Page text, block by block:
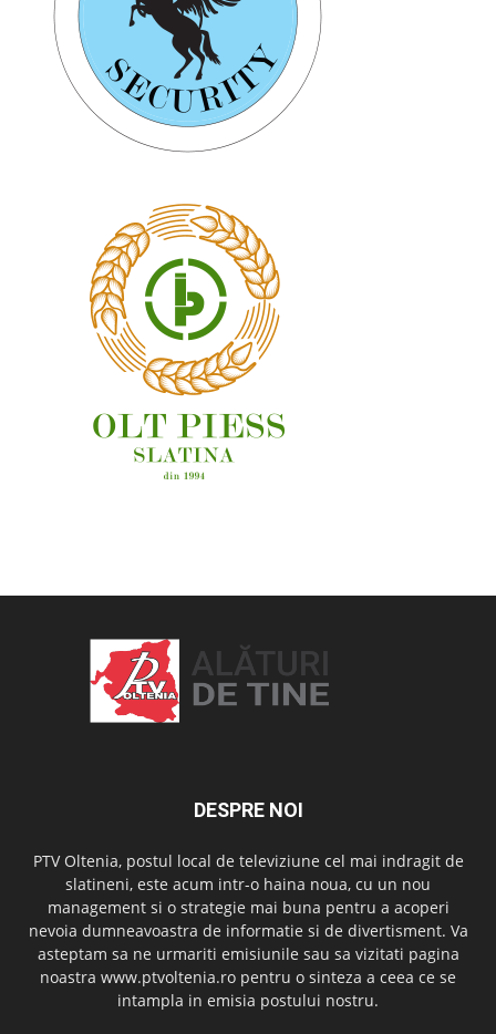
DESPRE NOI
PTV Oltenia, postul local de televiziune cel mai indragit de
slatineni, este acum intr-o haina noua, cu un nou
management si o strategie mai buna pentru a acoperi
nevoia dumneavoastra de informatie si de divertisment. Va
asteptam sa ne urmariti emisiunile sau sa vizitati pagina
noastra www.ptvoltenia.ro pentru o sinteza a ceea ce se
intampla in emisia postului nostru.